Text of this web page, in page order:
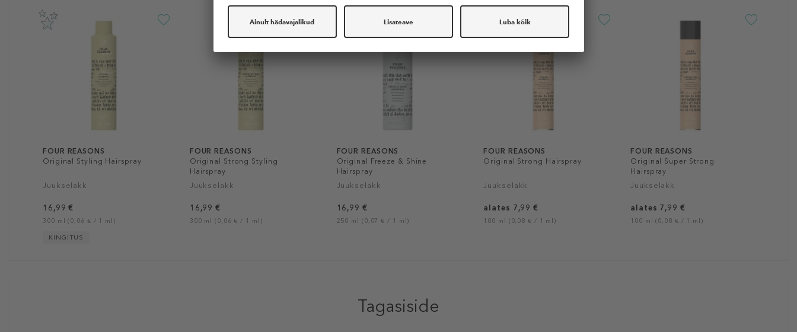
FOUR REASONS
Original Styling Hairspray
Juukselakk
16,99 €
300 ml (0,06 € / 1 ml)
KINGITUS
FOUR REASONS
Original Strong Styling
Hairspray
Juukselakk
16,99 €
300 ml (0,06 € / 1 ml)
FOUR REASONS
Original Freeze & Shine
Hairspray
Juukselakk
16,99 €
250 ml (0,07 € / 1 ml)
FOUR REASONS
Original Strong Hairspray
Juukselakk
alates 7,99 €
100 ml (0,08 € / 1 ml)
FOUR REASONS
Original Super Strong
Hairspray
Juukselakk
alates 7,99 €
100 ml (0,08 € / 1 ml)
Tagasiside